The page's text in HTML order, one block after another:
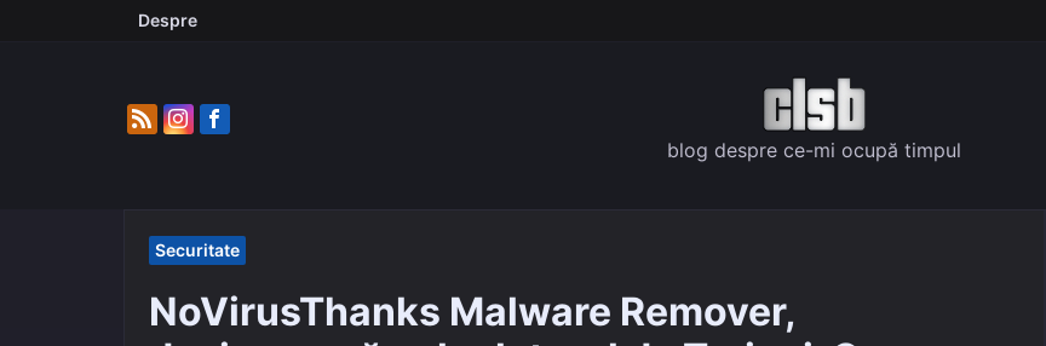
Despre
blog despre ce-mi ocupă timpul
Securitate
NoVirusThanks Malware Remover,